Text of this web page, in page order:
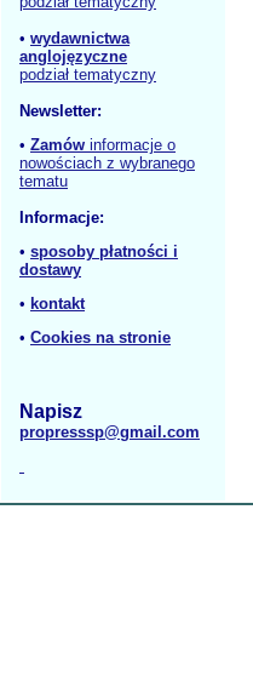
• wydawnictwa
anglojęzyczne
podział tematyczny
Newsletter:
• Zamów informacje o
nowościach z wybranego
tematu
Informacje:
• sposoby płatności i
dostawy
• kontakt
• Cookies na stronie
Napisz
propresssp@gmail.com